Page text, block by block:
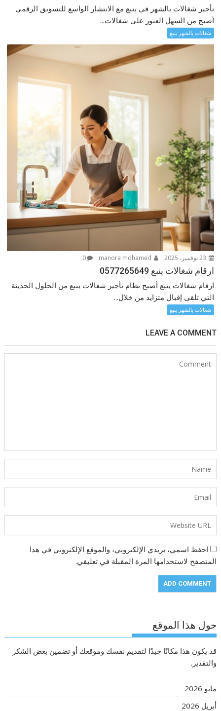
تأجير شغالات بالشهر في ينبع مع الانتشار الواسع للتسويق الرقمي
أصبح من السهل العثور على شغالات...
شغالات بالشهر ينبع
0
ارقام شغالات ينبع 0577265649
ارقام شغالات ينبع أصبح نظام تأجير شغالات ينبع من الحلول الحديثة
التي تلقى إقبال متزايد من خلال...
شغالات بالشهر ينبع
LEAVE A COMMENT
احفظ اسمي، بريدي الإلكتروني، والموقع الإلكتروني في هذا
المتصفح لاستخدامها المرة المقبلة في تعليقي.
حول هذا الموقع
قد يكون هذا مكانًا جيدًا لتقديم نفسك وموقعك أو تضمين بعض الشكر
والتقدير.
مايو 2026
أبريل 2026